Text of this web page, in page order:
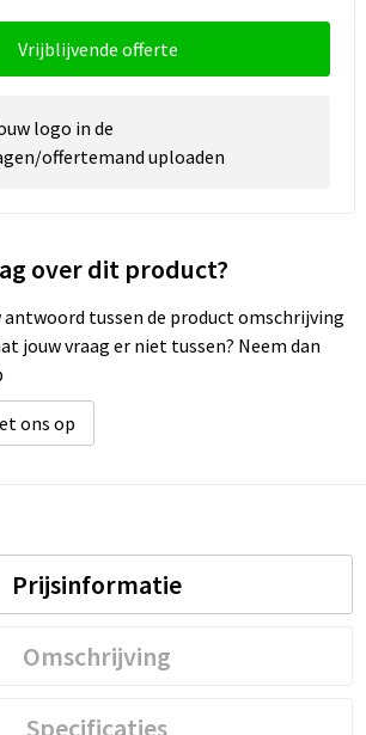
Vrijblijvende offerte
logo in de
offertemand uploaden
over dit product?
tussen de product omschrijving
jouw vraag er niet tussen? Neem dan
ons op
Prijsinformatie
Omschrijving
Specificaties